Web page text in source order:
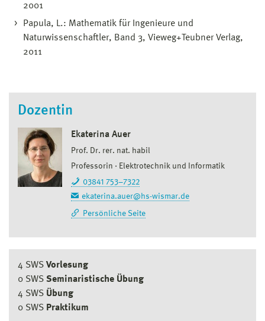
2001
Papula, L.: Mathematik für Ingenieure und
Naturwissenschaftler, Band 3, Vieweg+Teubner Verlag,
2011
Dozentin
Ekaterina Auer
Prof. Dr. rer. nat. habil
Professorin
Elektrotechnik und Informatik
03841 753–7322
ekaterina.auer@hs-wismar.de
Persönliche Seite
4 SWS Vorlesung
0 SWS Seminaristische Übung
4 SWS Übung
0 SWS Praktikum